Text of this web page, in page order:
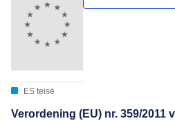
ES teisė
Verordening (EU) nr. 359/2011